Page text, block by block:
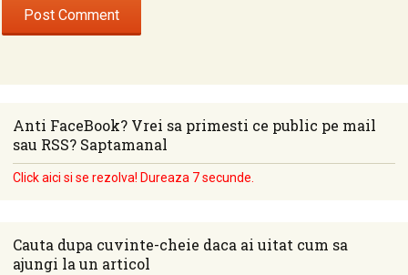
Anti FaceBook? Vrei sa primesti ce public pe mail
sau RSS? Saptamanal
Click aici si se rezolva! Dureaza 7 secunde.
Cauta dupa cuvinte-cheie daca ai uitat cum sa
ajungi la un articol